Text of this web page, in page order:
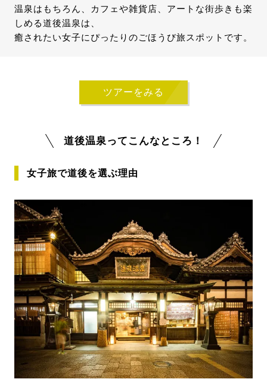
温泉はもちろん、カフェや雑貨店、アートな街歩きも楽
しめる道後温泉は、
癒されたい女子にぴったりのごほうび旅スポットです。
ツアーをみる
道後温泉ってこんなところ！
女子旅で道後を選ぶ理由